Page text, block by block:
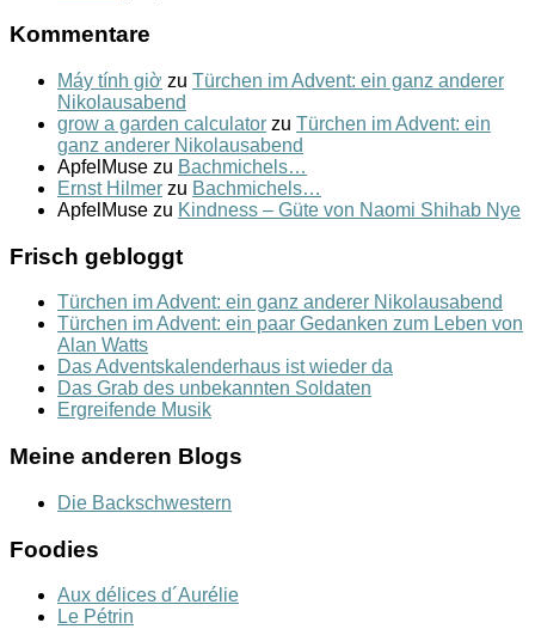
Kommentare
Máy tính giờ zu Türchen im Advent: ein ganz anderer
Nikolausabend
grow a garden calculator zu Türchen im Advent: ein
ganz anderer Nikolausabend
ApfelMuse zu Bachmichels…
Ernst Hilmer zu Bachmichels…
ApfelMuse zu Kindness – Güte von Naomi Shihab Nye
Frisch gebloggt
Türchen im Advent: ein ganz anderer Nikolausabend
Türchen im Advent: ein paar Gedanken zum Leben von
Alan Watts
Das Adventskalenderhaus ist wieder da
Das Grab des unbekannten Soldaten
Ergreifende Musik
Meine anderen Blogs
Die Backschwestern
Foodies
Aux délices d´Aurélie
Le Pétrin